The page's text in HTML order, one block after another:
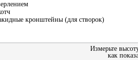
кронштейны (для створок)
Измерьте
как